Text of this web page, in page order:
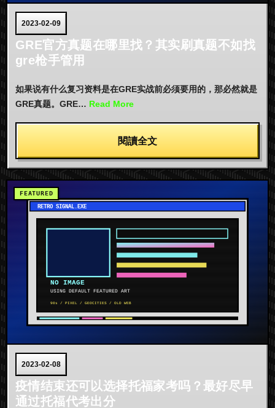
2023-02-09
GRE官方真题在哪里找？其实刷真题不如找
gre枪手管用
如果说有什么复习资料是在GRE实战前必须要用的，那必然就是
GRE真题。GRE… Read More
閱讀全文
2023-02-08
疫情结束还可以选择托福家考吗？最好尽早
通过托福代考出分